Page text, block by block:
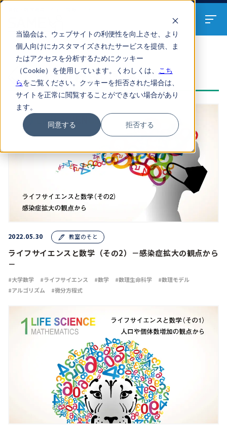
当協会は、ウェブサイトの利便性を向上させ、より
個人向けにカスタマイズされたサービスを提供、ま
たはアクセスを分析するためにクッキー
（Cookie）を使用しています。くわしくは、
こち
らをご覧ください。クッキーを拒否された場合は、
サイトを正常に閲覧することができない場合があり
ます。
同意する 拒否する
ARTICLES
微分方程式の記事一覧
2022.05.30 教室のそと
ライフサイエンスと数学（その2）－感染症拡大の観点から
－
大学数学 ライフサイエンス 数学 数理生命科学
数理モデル
アルゴリズム
微分方程式